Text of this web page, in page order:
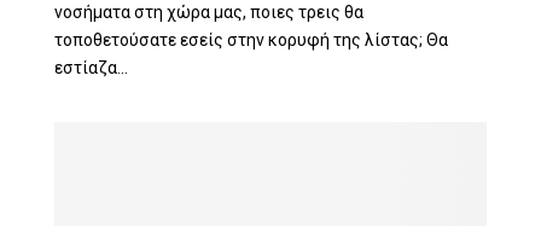
νοσήματα στη χώρα μας, ποιες τρεις θα
τοποθετούσατε εσείς στην κορυφή της λίστας; Θα
εστίαζα...